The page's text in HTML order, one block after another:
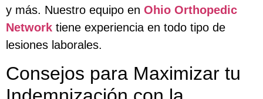
y más. Nuestro equipo en Ohio Orthopedic
Network tiene experiencia en todo tipo de
lesiones laborales.
Consejos para Maximizar tu